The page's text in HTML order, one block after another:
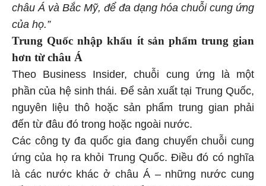
châu Á và Bắc Mỹ, để đa dạng hóa chuỗi cung ứng
của họ.”
Trung Quốc nhập khẩu ít sản phẩm trung gian
hơn từ châu Á
Theo Business Insider, chuỗi cung ứng là một
phần của hệ sinh thái. Để sản xuất tại Trung Quốc,
nguyên liệu thô hoặc sản phẩm trung gian phải
đến từ đâu đó trong hoặc ngoài nước.
Các công ty đa quốc gia đang chuyển chuỗi cung
ứng của họ ra khỏi Trung Quốc. Điều đó có nghĩa
là các nước khác ở châu Á – những nước cung